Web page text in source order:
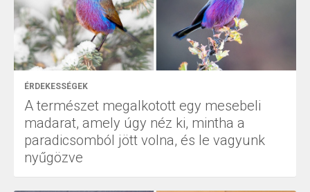
ÉRDEKESSÉGEK
A természet megalkotott egy mesebeli
madarat, amely úgy néz ki, mintha a
paradicsomból jött volna, és le vagyunk
nyűgözve